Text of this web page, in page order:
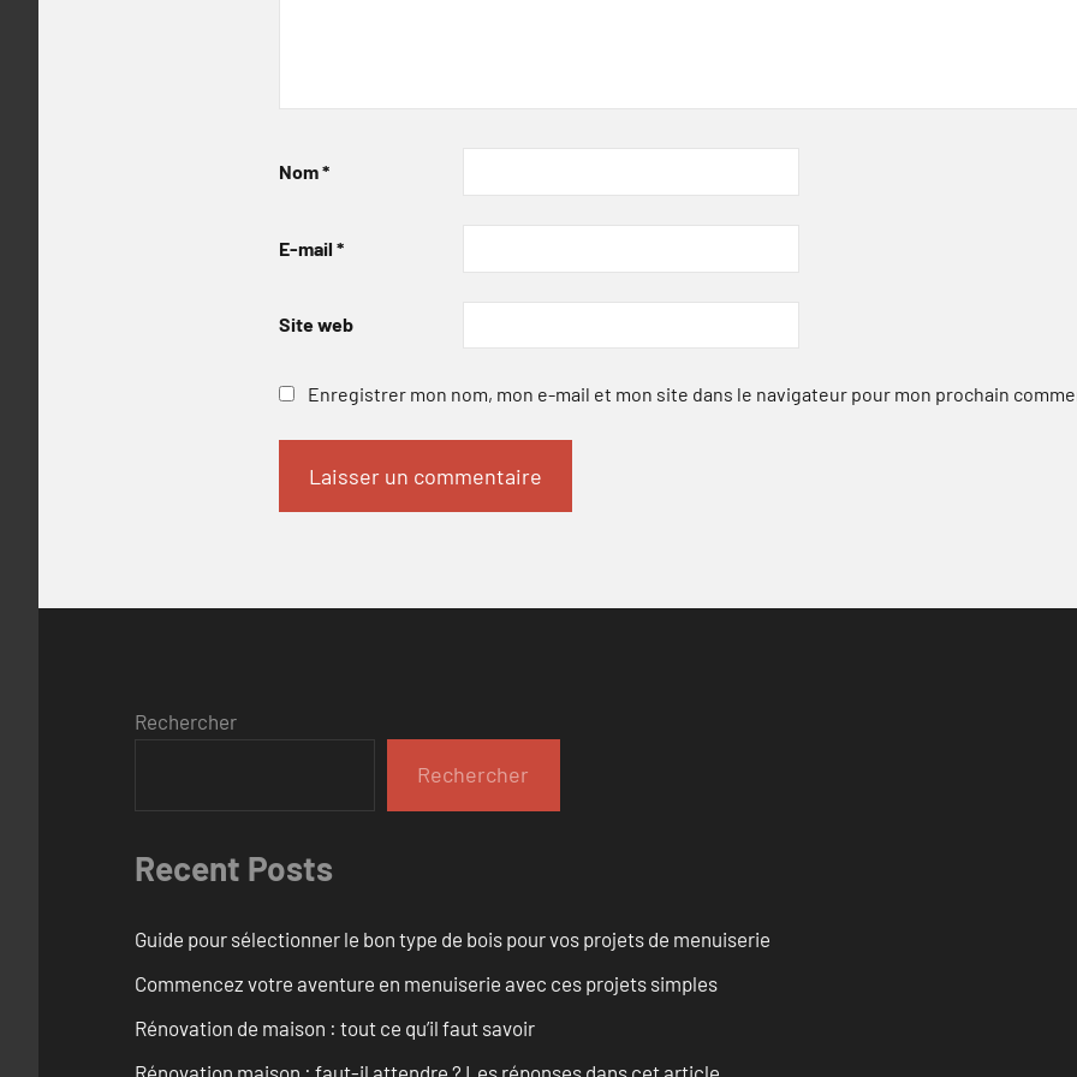
Nom*
E-mail *
Site web
Enregistrer mon nom, mon e-mail et mon site dans le navigateur pour mon prochain
Rechercher
Rechercher
Recent Posts
Guide pour sélectionner le bon type de bois pour vos projets de menuiserie
Commencez votre aventure en menuiserie avec ces projets simples
Rénovation de maison : tout ce qu’il faut savoir